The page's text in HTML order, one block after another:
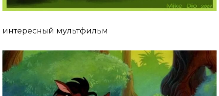
интересный мультфильм